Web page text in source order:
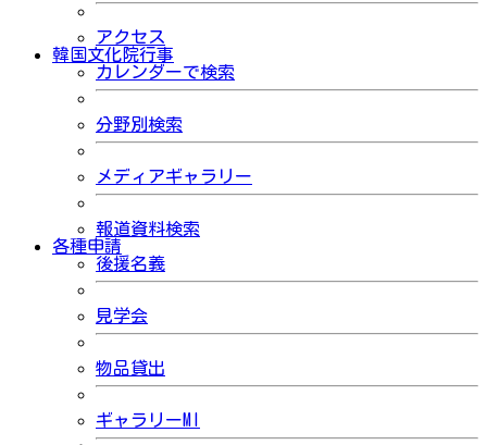
アクセス
韓国文化院行事
カレンダーで検索
分野別検索
メディアギャラリー
報道資料検索
各種申請
後援名義
見学会
物品貸出
ギャラリーMI